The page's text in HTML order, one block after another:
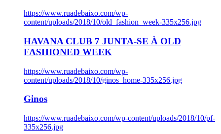
https://www.ruadebaixo.com/wp-
content/uploads/2018/10/old_fashion_week-335x256.jpg
HAVANA CLUB 7 JUNTA-SE À OLD
FASHIONED WEEK
https://www.ruadebaixo.com/wp-
content/uploads/2018/10/ginos_home-335x256.jpg
Ginos
https://www.ruadebaixo.com/wp-content/uploads/2018/10/pf-
335x256.jpg